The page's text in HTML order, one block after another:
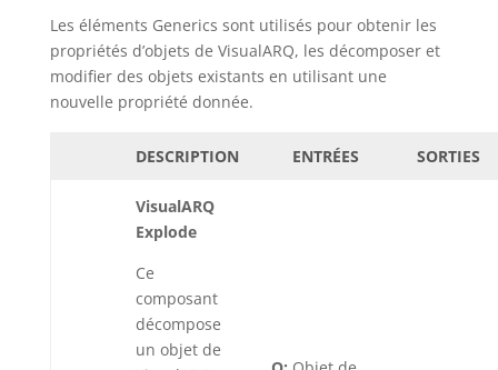
Les éléments Generics sont utilisés pour obtenir les
propriétés d’objets de VisualARQ, les décomposer et
modifier des objets existants en utilisant une
nouvelle propriété donnée.
DESCRIPTION ENTRÉES SORTIES
VisualARQ
Explode
Ce
composant
décompose
un objet de